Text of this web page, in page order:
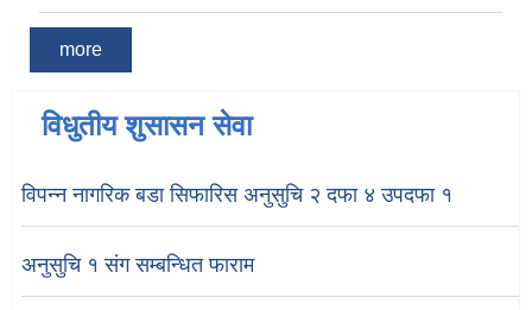
more
विधुतीय शुसासन सेवा
विपन्न नागरिक बडा सिफारिस अनुसुचि २ दफा ४ उपदफा १
अनुसुचि १ संग सम्बन्धित फाराम